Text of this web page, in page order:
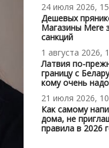
24 июля 2026,
Дешевых
Магазины Mere
санкций
1 августа 2026,
Латвия по-
границу с
кому очень
21 июля 2026,
Как самому
дома, не
правила в 2026